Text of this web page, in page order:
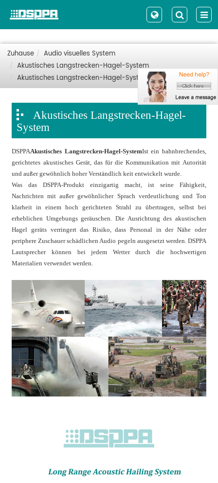
Zuhause
Audio visuelles System
Akustisches Langstrecken-Hagel-System
Akustisches Langstrecken-Hagel-System
Akustisches Langstrecken-Hagel-
System
DSPPAAkustisches Langstrecken-Hagel-SystemIst ein bahnbrechendes,
gerichtetes akustisches Gerät, das für die Kommunikation mit Autorität
und außer gewöhnlich hoher Verständlich keit entwickelt wurde.
Was das DSPPA-Produkt einzigartig macht, ist seine Fähigkeit,
Nachrichten mit außer gewöhnlicher Sprach verdeutlichung und Ton
klarheit in einem hoch gerichteten Strahl zu übertragen, selbst bei
erheblichen Umgebungs geräuschen. Die Ausrichtung des akustischen
Hagel geräts verringert das Risiko, dass Personal in der Nähe oder
periphere Zuschauer schädlichen Audio pegeln ausgesetzt werden. DSPPA
Lautsprecher können bei jedem Wetter durch die hochwertigen
Materialien verwendet werden.